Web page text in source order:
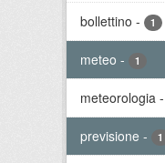
bollettino - 1
meteo - 1
meteorologia -
previsione - 1